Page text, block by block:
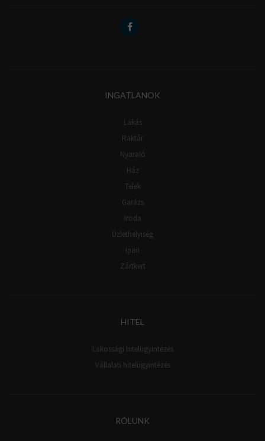
INGATLANOK
Lakás
Raktár
Nyaraló
Ház
Telek
Garázs
Iroda
Üzlethelyiség
Ipari
Zártkert
HITEL
Lakossági hitelügyintézés
Vállalati hitelügyintézés
RÓLUNK